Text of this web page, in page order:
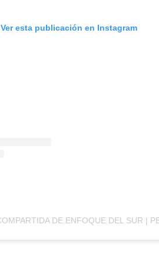
Ver esta publicación en Instagram